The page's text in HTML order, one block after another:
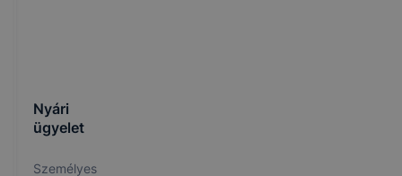
Nyári
ügyelet
Személyes